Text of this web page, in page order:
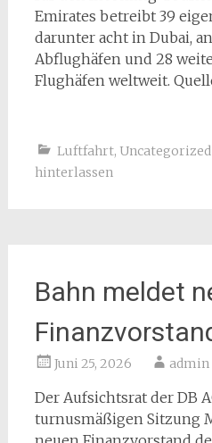
Emirates betreibt 39
darunter acht in Dubai,
Abflughäfen und 28
Flughäfen weltweit.
Luftfahrt, Uncategorized
hinterlassen
Bahn meldet
Juni 25, 2026 admin
Der Aufsichtsrat der DB
turnusmäßigen Sitzung